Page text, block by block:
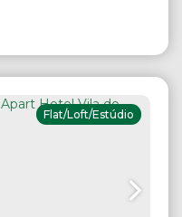
Flat/Loft/Estúdio